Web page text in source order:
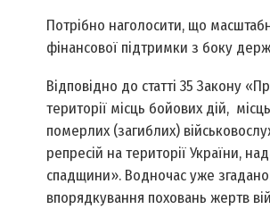
Потрібно наголосити, що
фінансової підтримки з боку
Відповідно до статті 35 Закону
території місць бойових дій,
померлих (загиблих)
репресій на території України,
спадщини». Водночас уже
впорядкування поховань жертв